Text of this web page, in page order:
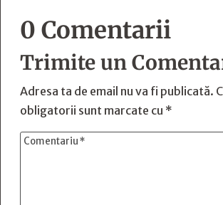
0 Comentarii
Trimite un
Adresa ta de email nu va fi publicată.
obligatorii sunt marcate cu *